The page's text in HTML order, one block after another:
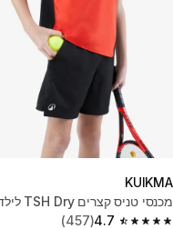
KUIKMA
מכנסי טניס קצרים TSH Dry לילדים
4.7
(457)